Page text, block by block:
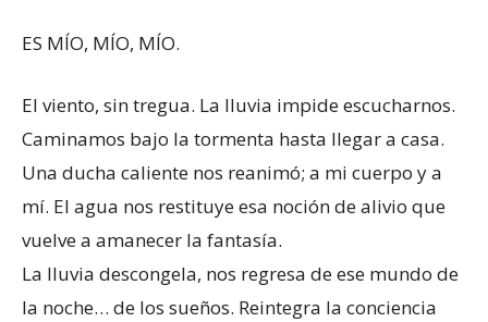
ES MÍO, MÍO, MÍO.
El viento, sin tregua. La lluvia impide escucharnos.
Caminamos bajo la tormenta hasta llegar a casa.
Una ducha caliente nos reanimó; a mi cuerpo y a
mí. El agua nos restituye esa noción de alivio que
vuelve a amanecer la fantasía.
La lluvia descongela, nos regresa de ese mundo de
la noche… de los sueños. Reintegra la conciencia